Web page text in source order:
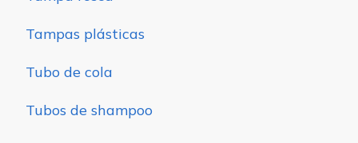
Tampas plásticas
Tubo de cola
Tubos de shampoo